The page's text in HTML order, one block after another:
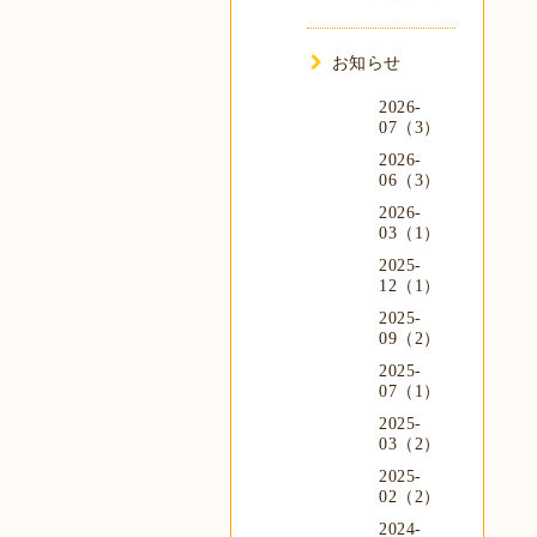
お知らせ
2026-
07（3）
2026-
06（3）
2026-
03（1）
2025-
12（1）
2025-
09（2）
2025-
07（1）
2025-
03（2）
2025-
02（2）
2024-